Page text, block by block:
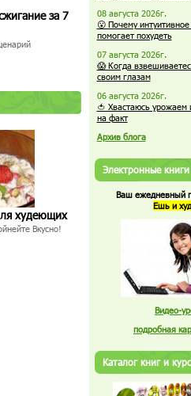
за 7
худеющих
Вкусно!
08 августа 2026г.
😮 Почему
помогает похудеть
07 августа 2026г.
😱 Когда
своим глазам
06 августа 2026г.
🍅 Хвастаюсь урожаем
на факт
Архив блога
Электронные книги
Ваш ежедневный
Ешь и
Видео-
подробная
Каталог книг и